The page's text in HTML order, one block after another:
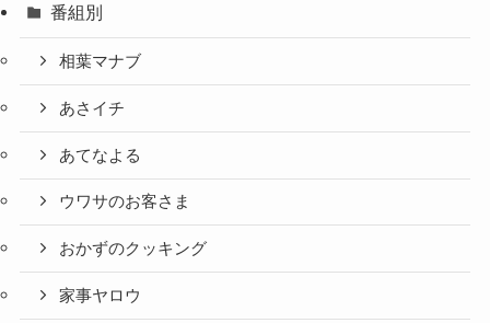
番組別
相葉マナブ
あさイチ
あてなよる
ウワサのお客さま
おかずのクッキング
家事ヤロウ